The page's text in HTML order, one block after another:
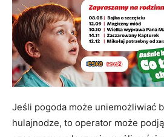
Jeśli pogoda może uniemożliwiać
hulajnodze, to operator może